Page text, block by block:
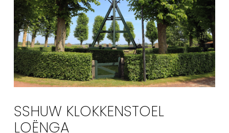
Winkelen, uitgaan en doen
Eten, drinken & uitgaan
Watersport
Overnachten
Winkelen
En meer
SSHUW KLOKKENSTOEL
LOËNGA